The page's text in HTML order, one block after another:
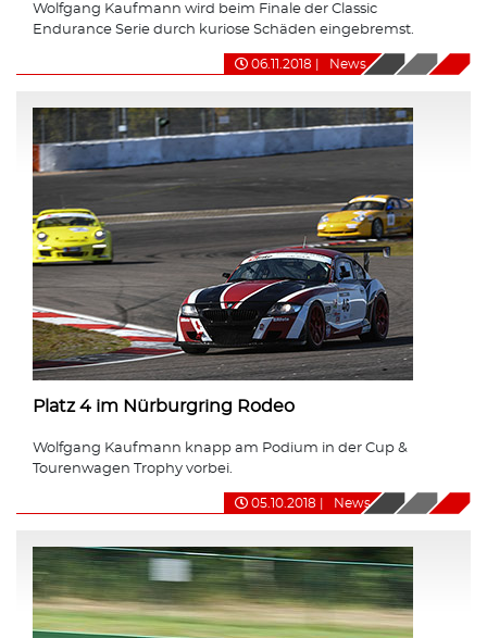
Wolfgang Kaufmann wird beim Finale der Classic
Endurance Serie durch kuriose Schäden eingebremst.
06.11.2018 News
Platz 4 im Nürburgring Rodeo
Wolfgang Kaufmann knapp am Podium in der Cup &
Tourenwagen Trophy vorbei.
05.10.2018 News